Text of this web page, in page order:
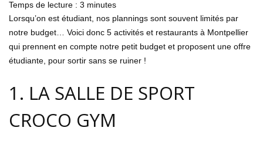
Temps de lecture : 3 minutes
Lorsqu’on est étudiant, nos plannings sont souvent limités par
notre budget… Voici donc 5 activités et restaurants à Montpellier
qui prennent en compte notre petit budget et proposent une offre
étudiante, pour sortir sans se ruiner !
1. LA SALLE DE SPORT
CROCO GYM